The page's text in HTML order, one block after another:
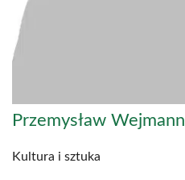
Przemysław Wejmann
Kultura i sztuka